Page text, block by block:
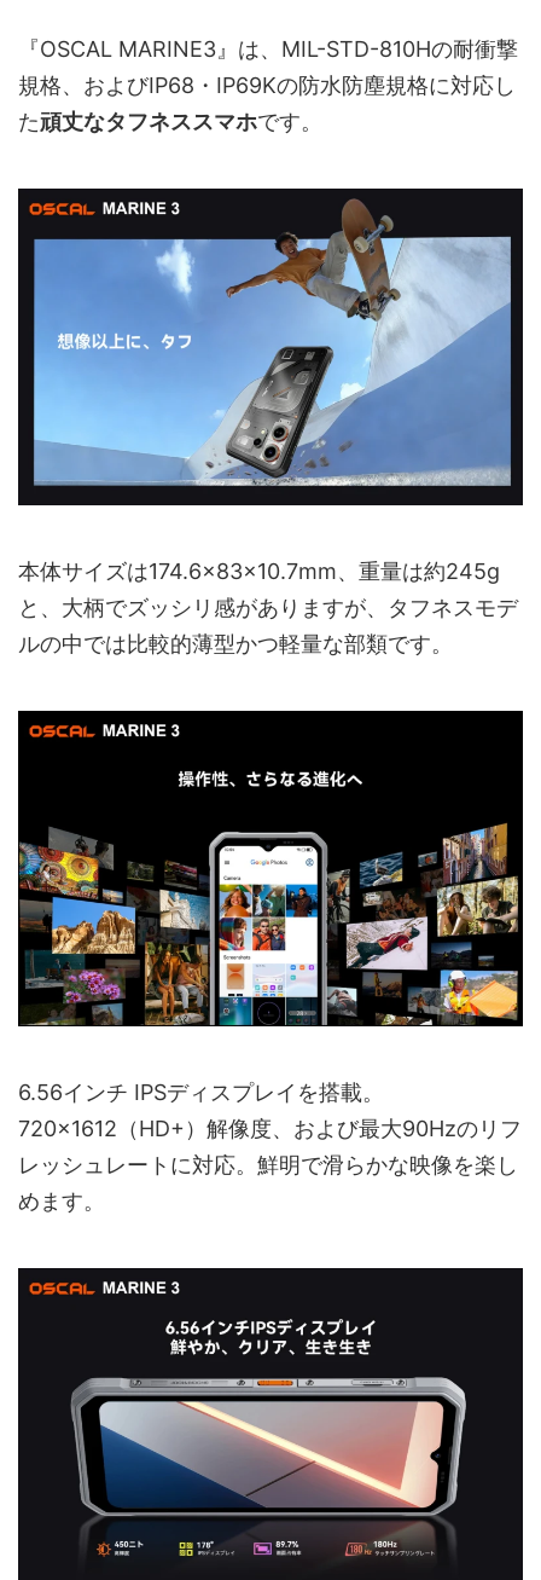
『OSCAL MARINE3』は、MIL-STD-810Hの耐衝撃
規格、およびIP68・IP69Kの防水防塵規格に対応し
た頑丈なタフネススマホです。
本体サイズは174.6×83×10.7mm、重量は約245g
と、大柄でズッシリ感がありますが、タフネスモデ
ルの中では比較的薄型かつ軽量な部類です。
6.56インチ IPSディスプレイを搭載。
720×1612（HD+）解像度、および最大90Hzのリフ
レッシュレートに対応。鮮明で滑らかな映像を楽し
めます。